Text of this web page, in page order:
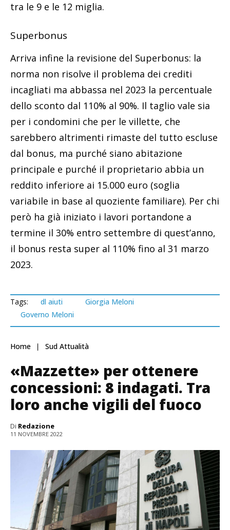
tra le 9 e le 12 miglia.
Superbonus
Arriva infine la revisione del Superbonus: la
norma non risolve il problema dei crediti
incagliati ma abbassa nel 2023 la percentuale
dello sconto dal 110% al 90%. Il taglio vale sia
per i condomini che per le villette, che
sarebbero altrimenti rimaste del tutto escluse
dal bonus, ma purché siano abitazione
principale e purché il proprietario abbia un
reddito inferiore ai 15.000 euro (soglia
variabile in base al quoziente familiare). Per chi
però ha già iniziato i lavori portandone a
termine il 30% entro settembre di quest’anno,
il bonus resta super al 110% fino al 31 marzo
2023.
Tags: dl aiuti
Giorgia Meloni
Governo Meloni
Home Sud Attualità
«Mazzette» per ottenere
concessioni: 8 indagati. Tra
loro anche vigili del fuoco
Di Redazione
11 NOVEMBRE 2022